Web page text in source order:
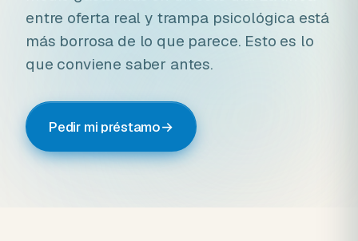
entre oferta real y trampa psicológica está
más borrosa de lo que parece. Esto es lo
que conviene saber antes.
Pedir mi préstamo→